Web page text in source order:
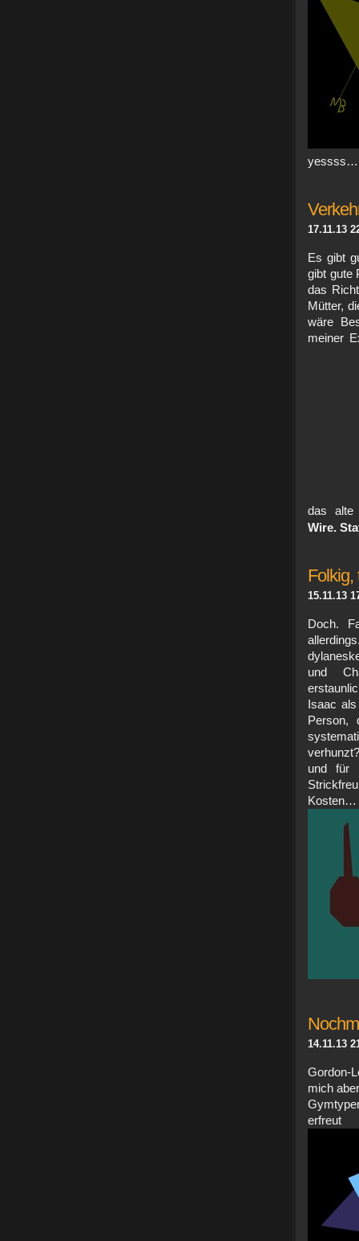
yessss…
17.11.13
Es gibt
gibt gute
das
Mütter,
wäre
meiner
das
Wire.
Folkig,
15.11.13
Doch.
und
Isaac
Person,
und für
14.11.13
Gordon-
mich